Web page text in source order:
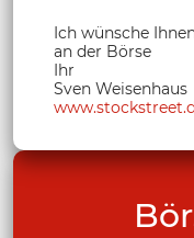
Ich wünsche
an der Börse
Ihr
Sven Weisenhaus